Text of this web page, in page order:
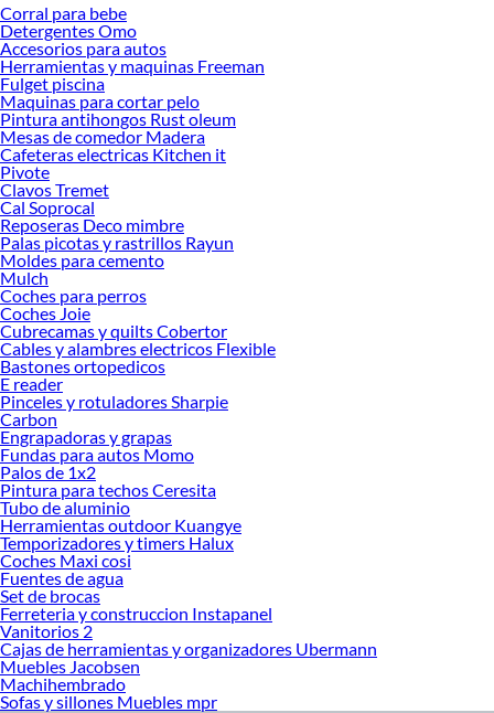
Desde remodelaciones hasta proyectos de decoración, estamos aquí para hacer
tus ideas realidad. ¡Visítanos y encuentra todo lo que tenemos para ofrecerte en
Colchón King!
Explora la variedad de productos de Colchón King en Sodimac
Herramientas, materiales y accesorios de calidad para tus proyectos y
renovación de espacios. ¡Visítanos y descubre todo lo que tenemos para
ofrecerte!
Encuentra una amplia variedad de productos de Colchón King en Sodimac.
Encuentra todo lo necesario para tus proyectos de renovación y decoración.
¡Visítanos y haz tus ideas realidad!
Corral para bebe
Detergentes Omo
Accesorios para autos
Herramientas y maquinas Freeman
Fulget piscina
Maquinas para cortar pelo
Pintura antihongos Rust oleum
Mesas de comedor Madera
Cafeteras electricas Kitchen it
Pivote
Clavos Tremet
Cal Soprocal
Reposeras Deco mimbre
Palas picotas y rastrillos Rayun
Moldes para cemento
Mulch
Coches para perros
Coches Joie
Cubrecamas y quilts Cobertor
Cables y alambres electricos Flexible
Bastones ortopedicos
E reader
Pinceles y rotuladores Sharpie
Carbon
Engrapadoras y grapas
Fundas para autos Momo
Palos de 1x2
Pintura para techos Ceresita
Tubo de aluminio
Herramientas outdoor Kuangye
Temporizadores y timers Halux
Coches Maxi cosi
Fuentes de agua
Set de brocas
Ferreteria y construccion Instapanel
Vanitorios 2
Cajas de herramientas y organizadores Ubermann
Muebles Jacobsen
Machihembrado
Sofas y sillones Muebles mpr